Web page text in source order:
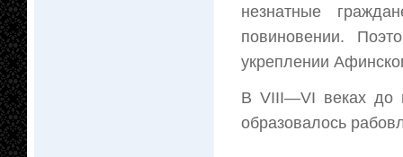
незнатные
повиновении.
укреплении
В VIII—VI веках до
образовалось